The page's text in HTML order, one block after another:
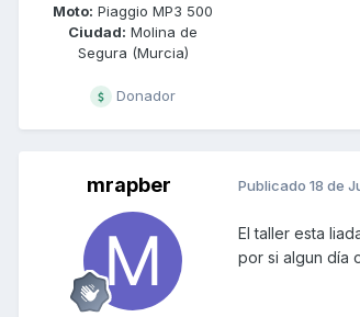
Moto: Piaggio MP3 500
Ciudad: Molina de
Segura (Murcia)
Donador
mrapber Publicado 18 de
El taller esta
por si algun día